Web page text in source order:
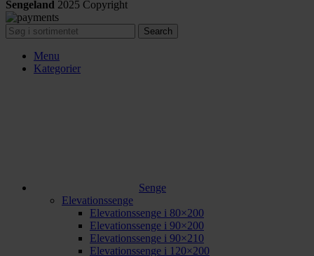
Sengeland 2025 Copyright
Search
Menu
Kategorier
Senge
Elevationssenge
Elevationssenge i 80×200
Elevationssenge i 90×200
Elevationssenge i 90×210
Elevationssenge i 120×200